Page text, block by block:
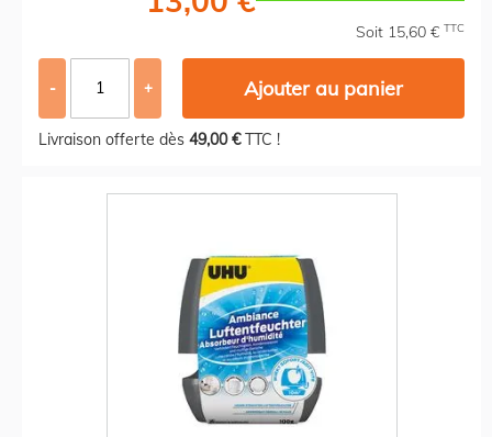
Soit 15,60 € TTC
- + Ajouter au panier
Livraison offerte dès 49,00 €TTC !